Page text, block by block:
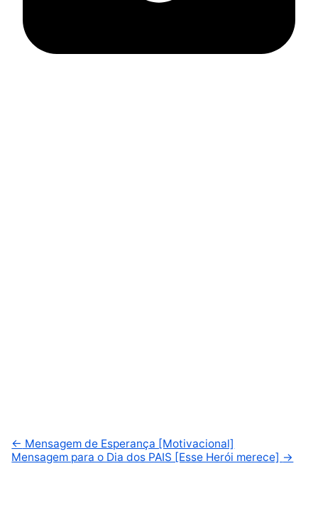
← Mensagem de Esperança [Motivacional]
Mensagem para o Dia dos PAIS [Esse Herói merece] →